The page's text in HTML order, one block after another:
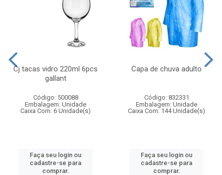
Cj tacas vidro 220ml 6pcs
gallant
Código: 500088
Embalagem: Unidade
Caixa Com: 6 Unidade(s)
Faça seu login ou
cadastre-se para
comprar.
Capa de chuva adulto
Código: 832331
Embalagem: Unidade
Caixa Com: 144 Unidade(s)
Faça seu login ou
cadastre-se para
comprar.